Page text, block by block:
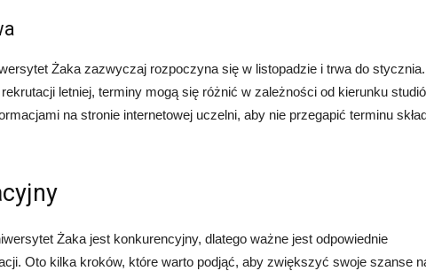
Żaka zazwyczaj rozpoczyna się w listopadzie i trwa do stycznia.
letniej, terminy mogą się różnić w zależności od kierunku
na stronie internetowej uczelni, aby nie przegapić terminu
Żaka jest konkurencyjny, dlatego ważne jest odpowiednie
Oto kilka kroków, które warto podjąć, aby zwiększyć swoje szanse